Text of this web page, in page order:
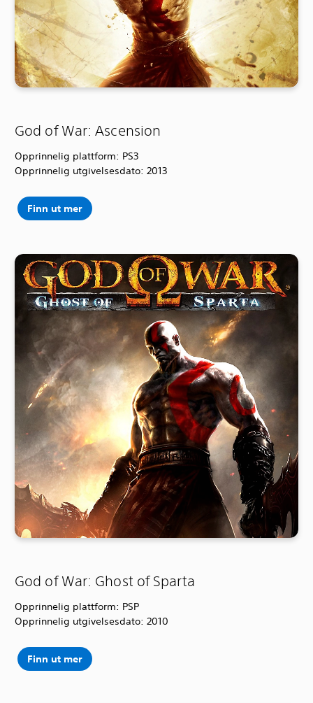
God of War: Ascension
Opprinnelig plattform: PS3
Opprinnelig utgivelsesdato: 2013
Finn ut mer
God of War: Ghost of Sparta
Opprinnelig plattform: PSP
Opprinnelig utgivelsesdato: 2010
Finn ut mer